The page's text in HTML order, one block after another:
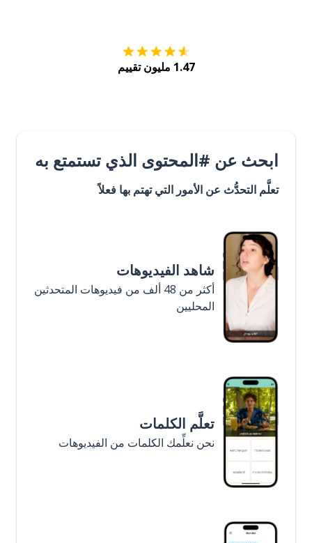
1.47 مليون تقييم
ابحث عن #المحتوى الذي تستمتع به
تعلَّم التحدُّث عن الأمور التي تهتم بها فعلاً
شاهد الفيديوهات
أكثر من 48 ألف من فيديوهات المتحدثين
المحليين
تعلَّم الكلمات
نحن نعلِّمك الكلمات من الفيديوهات